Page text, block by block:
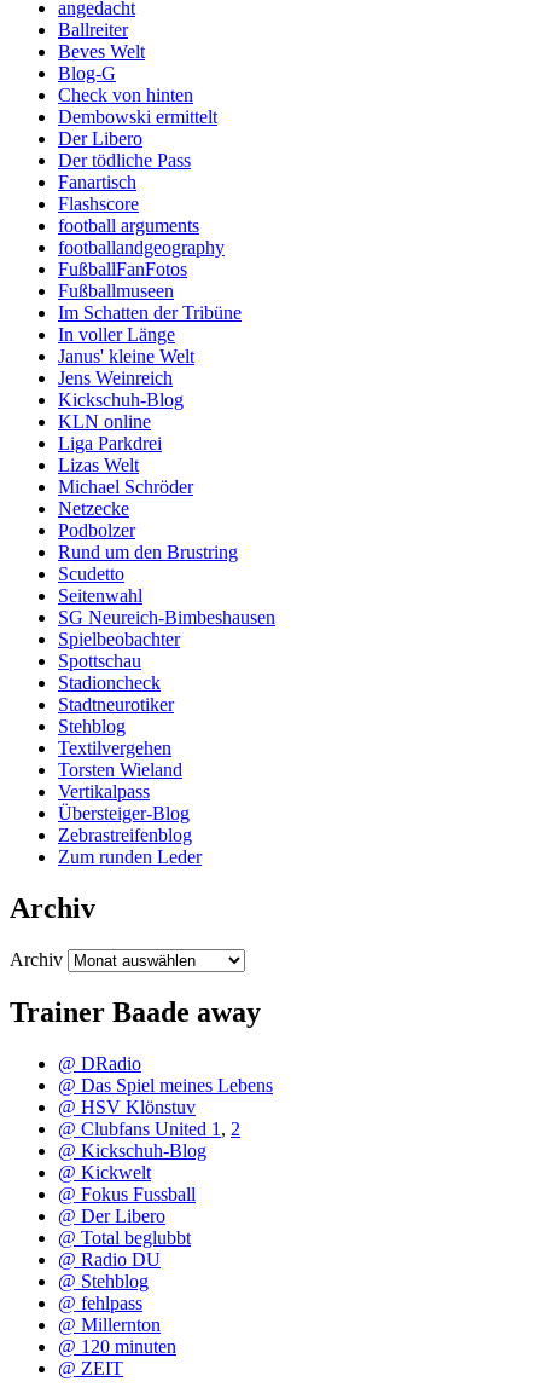
angedacht
Ballreiter
Beves Welt
Blog-G
Check von hinten
Dembowski ermittelt
Der Libero
Der tödliche Pass
Fanartisch
Flashscore
football arguments
footballandgeography
FußballFanFotos
Fußballmuseen
Im Schatten der Tribüne
In voller Länge
Janus' kleine Welt
Jens Weinreich
Kickschuh-Blog
KLN online
Liga Parkdrei
Lizas Welt
Michael Schröder
Netzecke
Podbolzer
Rund um den Brustring
Scudetto
Seitenwahl
SG Neureich-Bimbeshausen
Spielbeobachter
Spottschau
Stadioncheck
Stadtneurotiker
Stehblog
Textilvergehen
Torsten Wieland
Vertikalpass
Übersteiger-Blog
Zebrastreifenblog
Zum runden Leder
Archiv
Archiv
Trainer Baade away
@ DRadio
@ Das Spiel meines Lebens
@ HSV Klönstuv
@ Clubfans United 1 , 2
@ Kickschuh-Blog
@ Kickwelt
@ Fokus Fussball
@ Der Libero
@ Total beglubbt
@ Radio DU
@ Stehblog
@ fehlpass
@ Millernton
@ 120 minuten
@ ZEIT